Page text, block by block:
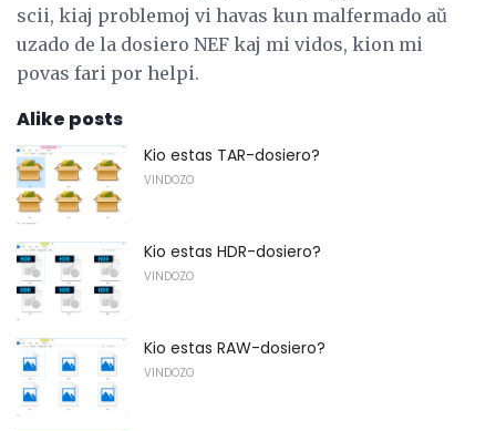
scii, kiaj problemoj vi havas kun malfermado aŭ
uzado de la dosiero NEF kaj mi vidos, kion mi
povas fari por helpi.
Alike posts
Kio estas TAR-dosiero?
VINDOZO
Kio estas HDR-dosiero?
VINDOZO
Kio estas RAW-dosiero?
VINDOZO